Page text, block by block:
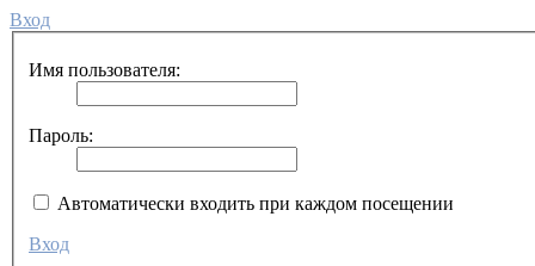
Вход
Имя пользователя:
Пароль:
Автоматически входить при каждом посещении
Вход